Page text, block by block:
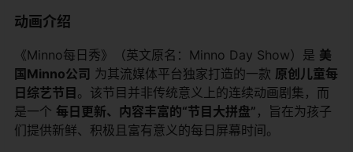
动画介绍
《Minno每日秀》（英文原名：Minno Day Show）是 美
国Minno公司 ​ 为其流媒体平台独家打造的一款 原创儿童每
日综艺节目。该节目并非传统意义上的连续动画剧集，而
是一个 每日更新、内容丰富的“节目大拼盘” ，旨在为孩子
们提供新鲜、积极且富有意义的每日屏幕时间。